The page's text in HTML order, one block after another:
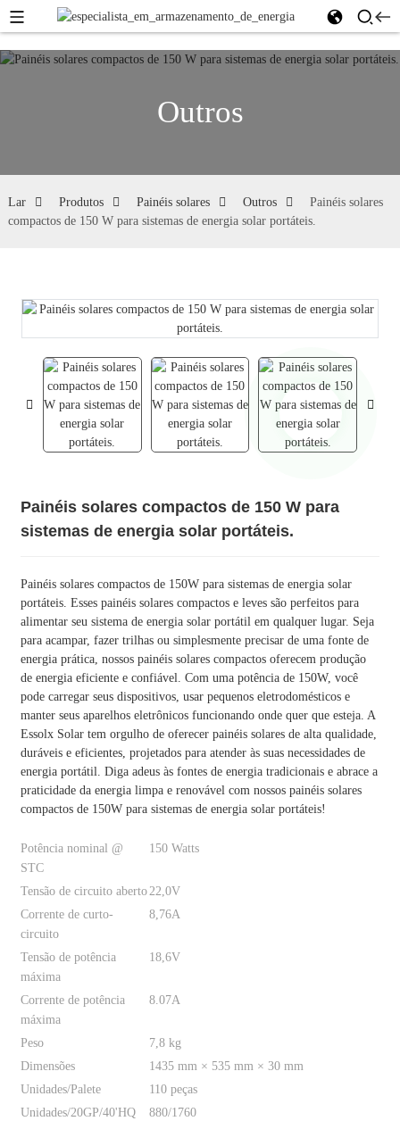
Outros
Lar Produtos Painéis solares Outros
Painéis solares
compactos de 150 W para sistemas de energia solar portáteis.
Painéis solares compactos de 150 W para
sistemas de energia solar portáteis.
Painéis solares compactos de 150W para sistemas de energia solar
portáteis. Esses painéis solares compactos e leves são perfeitos para
alimentar seu sistema de energia solar portátil em qualquer lugar. Seja
para acampar, fazer trilhas ou simplesmente precisar de uma fonte de
energia prática, nossos painéis solares compactos oferecem produção
de energia eficiente e confiável. Com uma potência de 150W, você
pode carregar seus dispositivos, usar pequenos eletrodomésticos e
manter seus aparelhos eletrônicos funcionando onde quer que esteja. A
Essolx Solar tem orgulho de oferecer painéis solares de alta qualidade,
duráveis ​​e eficientes, projetados para atender às suas necessidades de
energia portátil. Diga adeus às fontes de energia tradicionais e abrace a
praticidade da energia limpa e renovável com nossos painéis solares
compactos de 150W para sistemas de energia solar portáteis!
Potência nominal @
STC
150 Watts
Tensão de circuito aberto22,0V
Corrente de curto-
circuito
8,76A
Tensão de potência
máxima
18,6V
Corrente de potência
máxima
8.07A
Peso
7,8 kg
Dimensões
1435 mm × 535 mm × 30 mm
Unidades/Palete
110 peças
Unidades/20GP/40'HQ
880/1760